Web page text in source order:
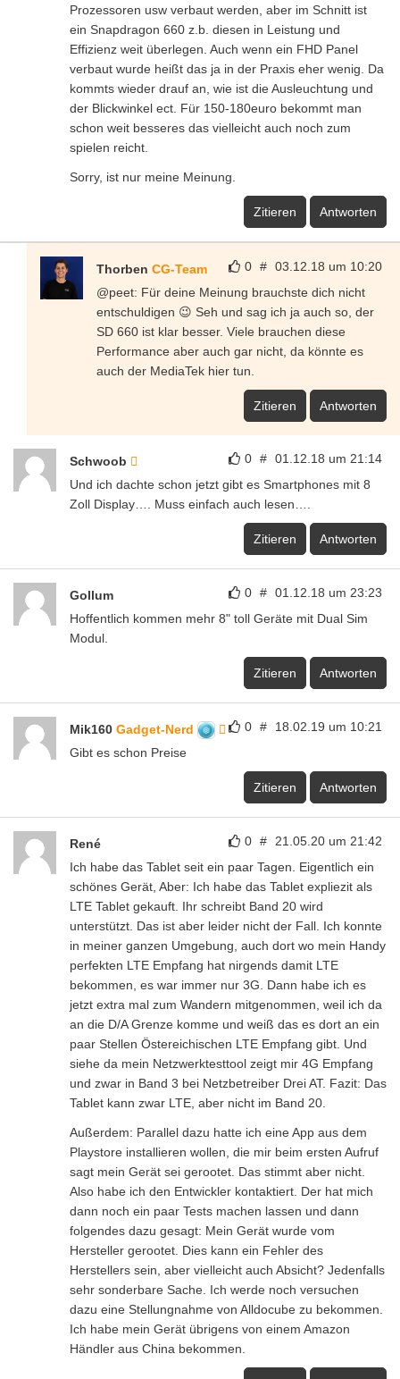
Prozessoren usw verbaut werden, aber im Schnitt ist
ein Snapdragon 660 z.b. diesen in Leistung und
Effizienz weit überlegen. Auch wenn ein FHD Panel
verbaut wurde heißt das ja in der Praxis eher wenig. Da
kommts wieder drauf an, wie ist die Ausleuchtung und
der Blickwinkel ect. Für 150-180euro bekommt man
schon weit besseres das vielleicht auch noch zum
spielen reicht.
Sorry, ist nur meine Meinung.
Zitieren Antworten
0 # 03.12.18 um 10:20
Thorben CG-Team
@peet: Für deine Meinung brauchste dich nicht
entschuldigen 😉 Seh und sag ich ja auch so, der
SD 660 ist klar besser. Viele brauchen diese
Performance aber auch gar nicht, da könnte es
auch der MediaTek hier tun.
Zitieren Antworten
0 # 01.12.18 um 21:14
Schwoob
Und ich dachte schon jetzt gibt es Smartphones mit 8
Zoll Display…. Muss einfach auch lesen….
Zitieren Antworten
0 # 01.12.18 um 23:23
Gollum
Hoffentlich kommen mehr 8" toll Geräte mit Dual Sim
Modul.
Zitieren Antworten
0 # 18.02.19 um 10:21
Mik160 Gadget-Nerd
Gibt es schon Preise
Zitieren Antworten
0 # 21.05.20 um 21:42
René
Ich habe das Tablet seit ein paar Tagen. Eigentlich ein
schönes Gerät, Aber: Ich habe das Tablet expliezit als
LTE Tablet gekauft. Ihr schreibt Band 20 wird
unterstützt. Das ist aber leider nicht der Fall. Ich konnte
in meiner ganzen Umgebung, auch dort wo mein Handy
perfekten LTE Empfang hat nirgends damit LTE
bekommen, es war immer nur 3G. Dann habe ich es
jetzt extra mal zum Wandern mitgenommen, weil ich da
an die D/A Grenze komme und weiß das es dort an ein
paar Stellen Östereichischen LTE Empfang gibt. Und
siehe da mein Netzwerktesttool zeigt mir 4G Empfang
und zwar in Band 3 bei Netzbetreiber Drei AT. Fazit: Das
Tablet kann zwar LTE, aber nicht im Band 20.
Außerdem: Parallel dazu hatte ich eine App aus dem
Playstore installieren wollen, die mir beim ersten Aufruf
sagt mein Gerät sei gerootet. Das stimmt aber nicht.
Also habe ich den Entwickler kontaktiert. Der hat mich
dann noch ein paar Tests machen lassen und dann
folgendes dazu gesagt: Mein Gerät wurde vom
Hersteller gerootet. Dies kann ein Fehler des
Herstellers sein, aber vielleicht auch Absicht? Jedenfalls
sehr sonderbare Sache. Ich werde noch versuchen
dazu eine Stellungnahme von Alldocube zu bekommen.
Ich habe mein Gerät übrigens von einem Amazon
Händler aus China bekommen.